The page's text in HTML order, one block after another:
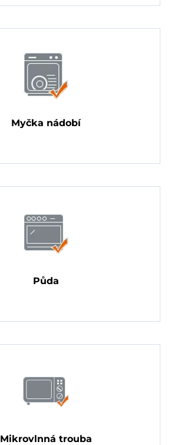
Myčka nádobí
Půda
Mikrovlnná trouba